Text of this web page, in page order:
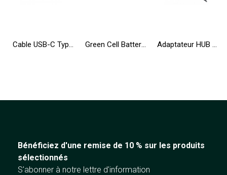
Cable USB-C Type C 25cm Green Cell Matte Charge rapide, Quick Charge 3.0 Green Cell Batterie T54FJ 8858X pour Dell Latitude E6420 E6430 E6520 E6530 E5420 E5430 E5520 E5530 E6440 E6540 Vostro 3460 3560 Adaptateur HUB USB-C Green Cell 6en1 (3xUSB 3.0 HDMI 4K Ethernet) pour Apple MacBook Pro, Air, Asus, Dell XPS, HP, Lenovo X1
Bénéficiez d'une remise de 10 % sur les produits
sélectionnés
S'abonner à notre lettre d'information